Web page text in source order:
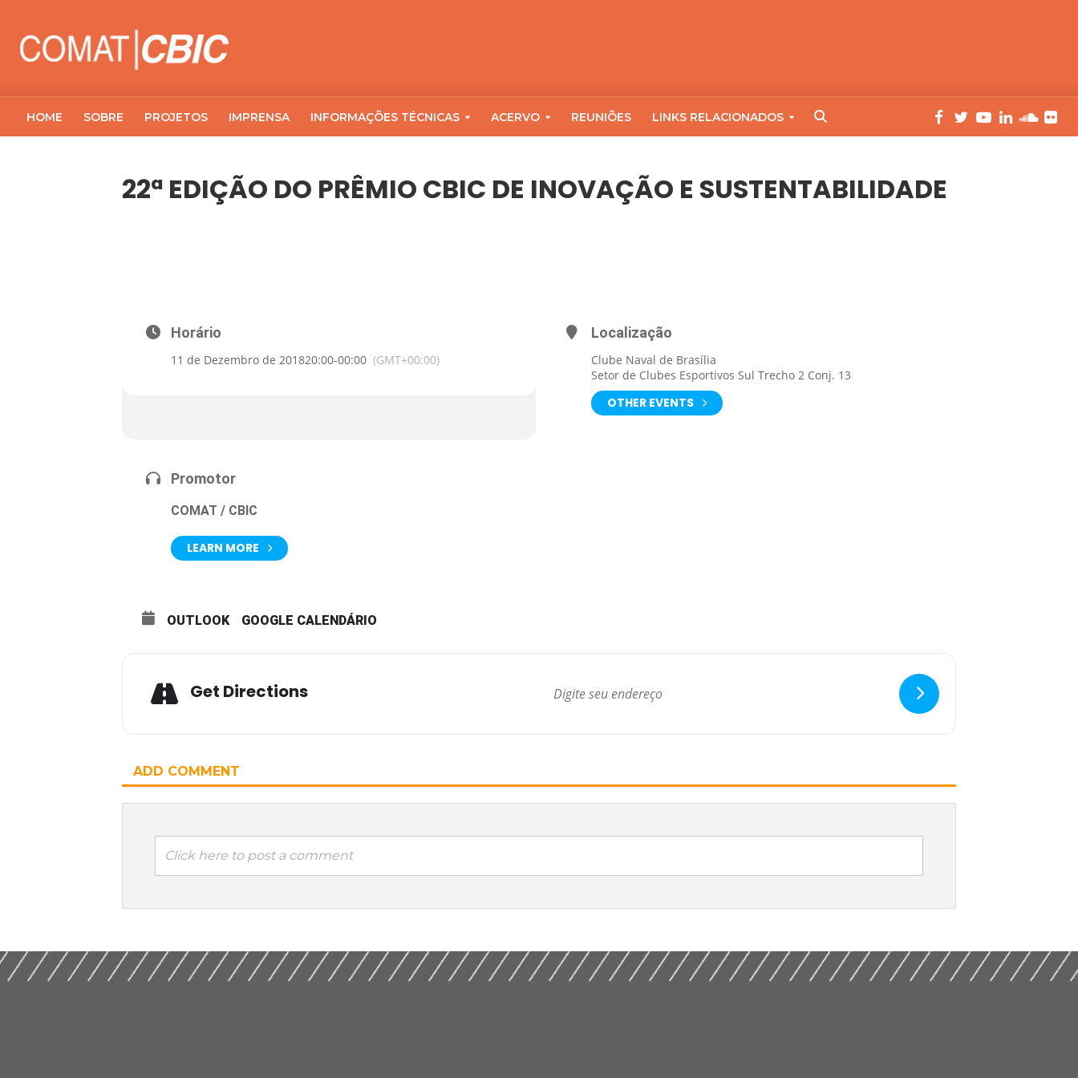
HOME SOBRE PROJETOS IMPRENSA INFORMAÇÕES TÉCNICAS ACERVO REUNIÕES LINKS RELACIONADOS
22ª EDIÇÃO DO PRÊMIO CBIC DE INOVAÇÃO E SUSTENTABILIDADE
Horário
11 de Dezembro de 201820:00-00:00 (GMT+00:00)
Localização
Clube Naval de Brasília
Setor de Clubes Esportivos Sul Trecho 2 Conj. 13
OTHER EVENTS
Promotor
COMAT / CBIC
LEARN MORE
OUTLOOK GOOGLE CALENDÁRIO
Get Directions
ADD COMMENT
Click here to post a comment